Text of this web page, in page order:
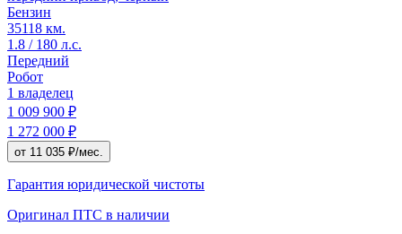
Бензин
35118 км.
1.8 / 180 л.с.
Передний
Робот
1 владелец
1 009 900 ₽
1 272 000 ₽
от 11 035 ₽/мес.
Гарантия юридической чистоты
Оригинал ПТС в наличии